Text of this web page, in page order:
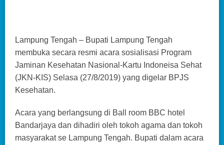
Lampung Tengah – Bupati Lampung Tengah
membuka secara resmi acara sosialisasi Program
Jaminan Kesehatan Nasional-Kartu Indoneisa Sehat
(JKN-KIS) Selasa (27/8/2019) yang digelar BPJS
Kesehatan.
Acara yang berlangsung di Ball room BBC hotel
Bandarjaya dan dihadiri oleh tokoh agama dan tokoh
masyarakat se Lampung Tengah. Bupati dalam acara